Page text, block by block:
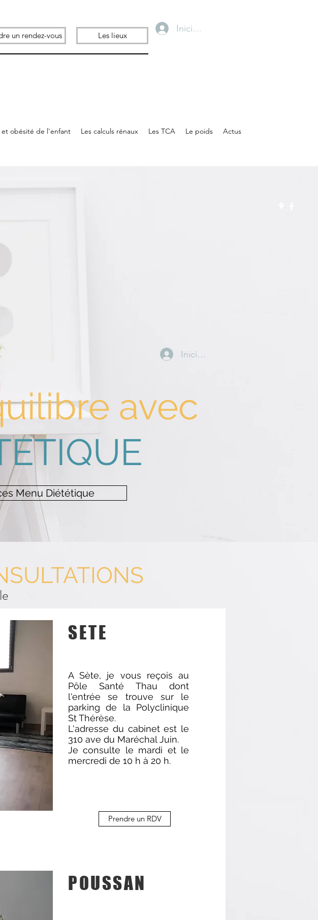
un rendez-vous Les lieux
Iniciar sesión
et obésité de l'enfant Les calculs rénaux Les TCA Le poids Actus
Iniciar sesión
avec
Menu Diététique
SETE
A Sète, je vous reçois au
Pôle Santé Thau dont
l'entrée se trouve sur le
parking de la Polyclinique
St Thérèse.
L'adresse du cabinet est le
310 ave du Maréchal Juin.
Je consulte le mardi et le
mercredi de 10 h à 20 h.
Prendre un RDV
POUSSAN